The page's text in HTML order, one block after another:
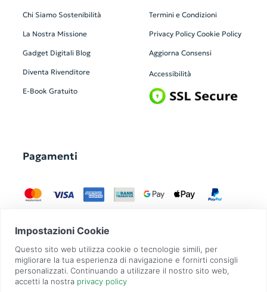
Chi Siamo Sostenibilità
La Nostra Missione
Gadget Digitali Blog
Diventa Rivenditore
E-Book Gratuito
Termini e Condizioni
Privacy Policy Cookie Policy
Aggiorna Consensi
Accessibilità
Pagamenti
GadgetZilla è un Brand di Overbi S.r.l.| realizzato con Contit
| © 2026 Tutti
i diritti riservati | P.IVA: 09351560967